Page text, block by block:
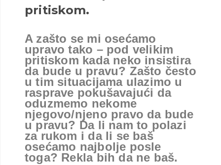
pritiskom.
A zašto se mi osećamo
upravo tako – pod velikim
pritiskom kada neko insistira
da bude u pravu? Zašto često
u tim situacijama ulazimo u
rasprave pokušavajući da
oduzmemo nekome
njegovo/njeno pravo da bude
u pravu? Da li nam to polazi
za rukom i da li se baš
osećamo najbolje posle
toga? Rekla bih da ne baš.